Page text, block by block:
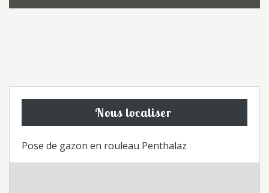
Nous localiser
Pose de gazon en rouleau Penthalaz